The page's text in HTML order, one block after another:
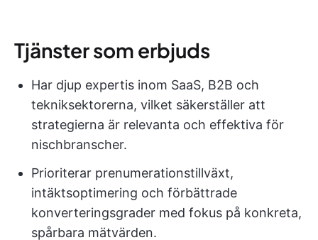
Tjänster som erbjuds
Har djup expertis inom SaaS, B2B och
tekniksektorerna, vilket säkerställer att
strategierna är relevanta och effektiva för
nischbranscher.
Prioriterar prenumerationstillväxt,
intäktsoptimering och förbättrade
konverteringsgrader med fokus på konkreta,
spårbara mätvärden.